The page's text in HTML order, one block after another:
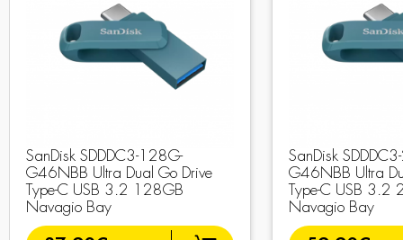
SanDisk SDDDC3-128G-
G46NBB Ultra Dual Go Drive
Type-C USB 3.2 128GB
Navagio Bay
SanDisk
G46NBB Ultra
Type-C USB 3.2
Navagio Bay